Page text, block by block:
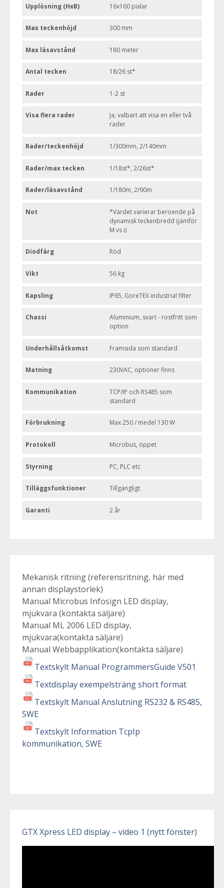
Upplösning (HxB) 16x160 pixlar
Max teckenhöjd 300 mm
Max läsavstånd 180 meter
Antal tecken 18/26 st*
Rader 1-2 st
Visa flera rader
Ja, valbart att visa en eller två
rader
Rader/teckenhöjd 1/300mm, 2/140mm
Rader/max tecken 1/18st*, 2/26st*
Rader/läsavstånd 1/180m, 2/90m
Not
*Värdet varierar beroende på
dynamisk teckenbredd (jämför
M vs i)
Diodfärg Röd
Vikt 56 kg
Kapsling IP65, GoreTEX industrial filter
Chassi
Aluminium, svart - rostfritt som
option
Underhållsåtkomst Framsida som standard
Matning 230VAC, optioner finns
Kommunikation
TCP/IP och RS485 som
standard
Förbrukning Max 250 / medel 130 W
Protokoll Microbus, öppet
Styrning PC, PLC etc
Tilläggsfunktioner Tillgängligt
Garanti 2 år
Mekanisk ritning (referensritning, här med
annan displaystorlek)
Manual Microbus Infosign LED display,
mjukvara (kontakta säljare)
Manual ML 2006 LED display,
mjukvara(kontakta säljare)
Manual Webbapplikation(kontakta säljare)
Textskylt Manual ProgrammersGuide V501
Textdisplay exempelsträng short format
Textskylt Manual Anslutning RS232 & RS485,
SWE
Textskylt Information TcpIp
kommunikation, SWE
GTX Xpress LED display – video 1 (nytt fönster)